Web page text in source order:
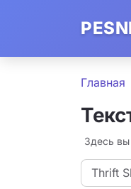
Главная
Здесь
Thrift